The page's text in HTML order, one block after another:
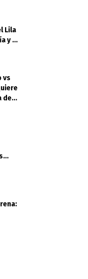
Lila
y el
vs
de